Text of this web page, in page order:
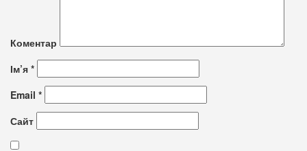
Коментар
Ім’я *
Email *
Сайт